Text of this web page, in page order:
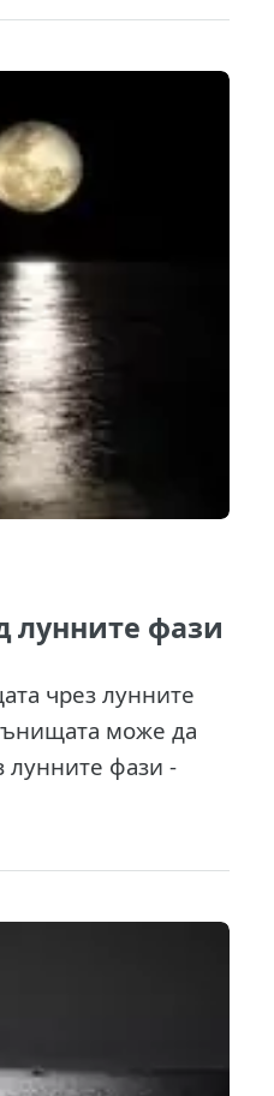
лунните фази
чрез лунните
може да
лунните фази -